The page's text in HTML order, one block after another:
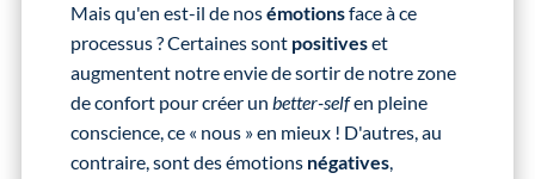
Mais qu'en est-il de nosémotionsface à ce
processus ? Certaines sont positiveset
augmentent notre envie de sortir de notre zone
de confort pour créer unbetter-selfen pleine
conscience, ce « nous » en mieux ! D'autres, au
contraire, sont des émotions négatives,